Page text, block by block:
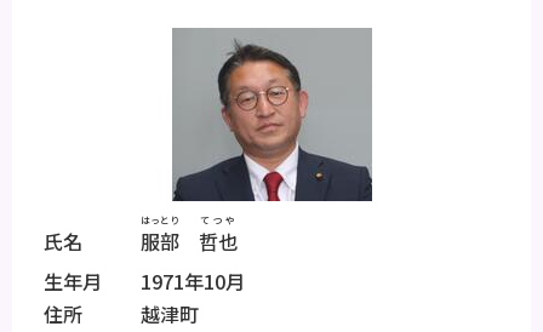
氏名 服部
はっとり
哲也
てつや
生年月 1971年10月
住所 越津町